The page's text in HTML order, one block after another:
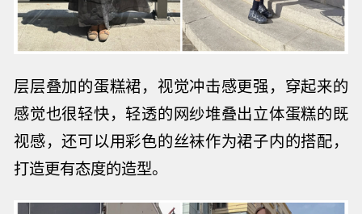
层层叠加的蛋糕裙，视觉冲击感更强，穿起来的
感觉也很轻快，轻透的网纱堆叠出立体蛋糕的既
视感，还可以用彩色的丝袜作为裙子内的搭配，
打造更有态度的造型。